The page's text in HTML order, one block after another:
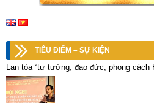
TIÊU ĐIỂM – SỰ KIỆN
Lan tỏa “tư tưởng, đạo đức, phong cách Hồ Chí Minh”
viên VIMICO